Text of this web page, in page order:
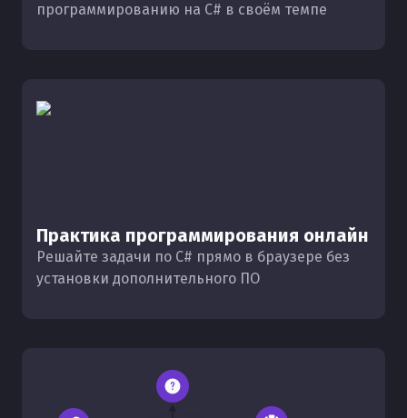
программированию на C# в своём темпе
Практика программирования онлайн
Решайте задачи по C# прямо в браузере без
установки дополнительного ПО